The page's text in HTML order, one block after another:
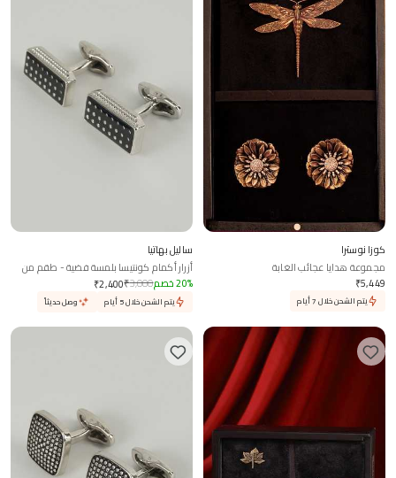
كوزا نوسترا
مجموعة هدايا عجائب الغابة
₹5,449
يتم الشحن خلال 7 أيام
ساليل بهاتيا
أزرار أكمام كونتيسا بلمسة فضية - طقم من
قطعتين
₹2,400₹3,000 20% خصم
يتم الشحن خلال 5 أيام وصل حديثاً